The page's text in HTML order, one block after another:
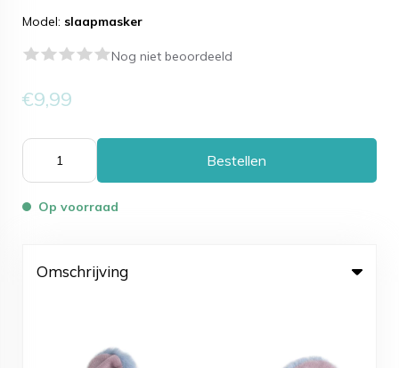
Model: slaapmasker
Nog niet beoordeeld
€9,99
Bestellen
Op voorraad
Omschrijving